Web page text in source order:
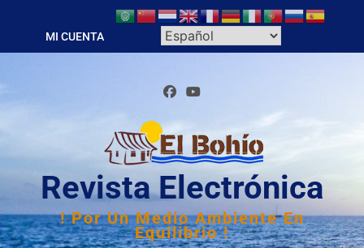
contenido
MI CUENTA
Revista Electrónica
! Por Un Medio Ambiente En
Equilibrio !